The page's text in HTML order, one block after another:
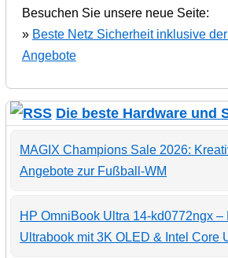
Besuchen Sie unsere neue Seite:
» Beste Netz Sicherheit inklusive
Angebote
Die beste Hardware und
MAGIX Champions Sale 2026:
Angebote zur Fußball-WM
HP OmniBook Ultra 14-kd0772ngx –
Ultrabook mit 3K OLED & Intel Core